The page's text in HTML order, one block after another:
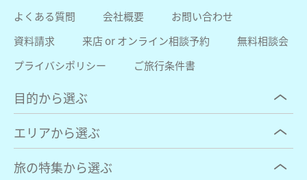
よくある質問
会社概要
お問い合わせ
資料請求
来店 or オンライン相談予約
無料相談会
プライバシポリシー
ご旅行条件書
目的から選ぶ
エリアから選ぶ
旅の特集から選ぶ